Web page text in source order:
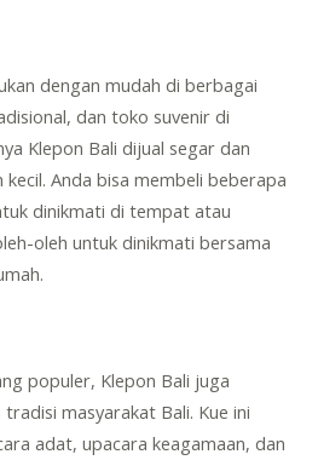
dengan mudah di berbagai
dan toko suvenir di
Klepon Bali dijual segar dan
Anda bisa membeli beberapa
dinikmati di tempat atau
oleh untuk dinikmati bersama
populer, Klepon Bali juga
masyarakat Bali. Kue ini
adat, upacara keagamaan, dan